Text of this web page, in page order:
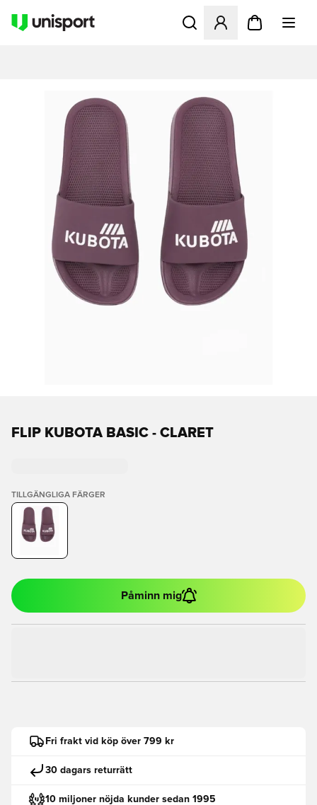
Öppnar en Modal för att
FLIP KUBOTA BASIC - CLARET
TILLGÄNGLIGA FÄRGER
Påminn mig
Fri frakt vid köp över 799 kr
30 dagars returrätt
10 miljoner nöjda kunder sedan 1995